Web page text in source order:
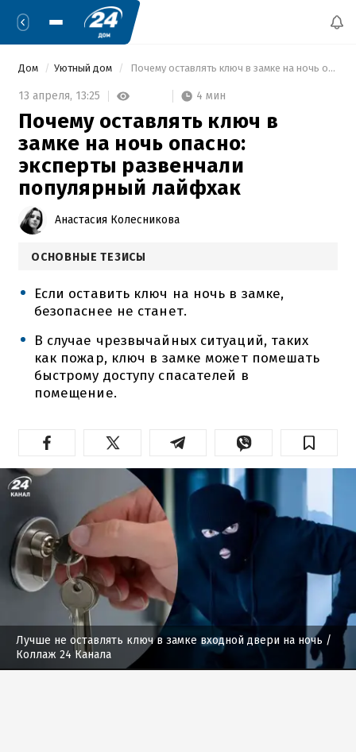
Дом Уютный дом Почему оставлять ключ в замке на ночь опасно: эксперты развенчали популярный лайфхак
13 апреля, 13:25 4 мин
Почему оставлять ключ в
замке на ночь опасно:
эксперты развенчали
популярный лайфхак
Анастасия Колесникова
ОСНОВНЫЕ ТЕЗИСЫ
Если оставить ключ на ночь в замке,
безопаснее не станет.
В случае чрезвычайных ситуаций, таких
как пожар, ключ в замке может помешать
быстрому доступу спасателей в
помещение.
Лучше не оставлять ключ в замке входной двери на ночь /
Коллаж 24 Канала